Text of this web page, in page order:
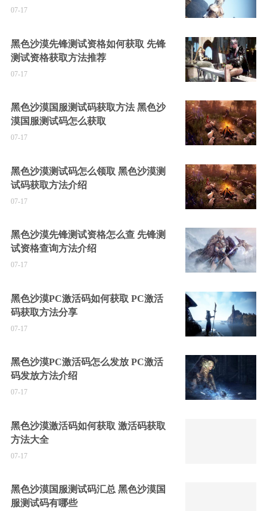
07-17
黑色沙漠先锋测试资格如何获取 先锋
测试资格获取方法推荐
07-17
黑色沙漠国服测试码获取方法 黑色沙
漠国服测试码怎么获取
07-17
黑色沙漠测试码怎么领取 黑色沙漠测
试码获取方法介绍
07-17
黑色沙漠先锋测试资格怎么查 先锋测
试资格查询方法介绍
07-17
黑色沙漠PC激活码如何获取 PC激活
码获取方法分享
07-17
黑色沙漠PC激活码怎么发放 PC激活
码发放方法介绍
07-17
黑色沙漠激活码如何获取 激活码获取
方法大全
07-17
黑色沙漠国服测试码汇总 黑色沙漠国
服测试码有哪些